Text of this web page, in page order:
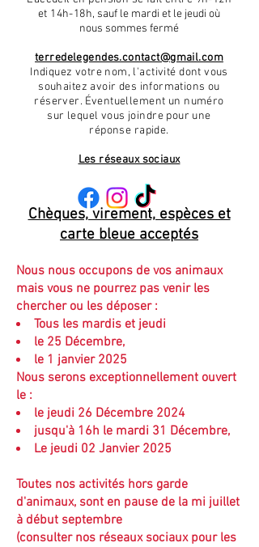
et 14h-18h, sauf le mardi et le jeudi où
nous sommes fermé
terredelegendes.contact@gmail.com
Indiquez votre nom, l'activité dont vous
souhaitez avoir des informations ou
réserver. Éventuellement un numéro
sur lequel vous joindre pour une
réponse rapide.
Les réseaux sociaux
Chèques, virement, espèces et
carte bleue acceptés
Nous nous occupons de vos animaux
mais vous ne pourrez pas venir les
chercher ou les déposer :
Tous les mardis et jeudi
le 25 Décembre,
le 1 janvier 2025
Nous serons exceptionnellement ouvert
le :
le jeudi 26 Décembre 2024
jusqu'à 16h le mardi 31 Décembre,
Le jeudi 02 Janvier 2025
Toutes nos activités hors garde
d'animaux, sont en pause de la mi juillet
à début septembre
(consulter nos réseaux sociaux pour les